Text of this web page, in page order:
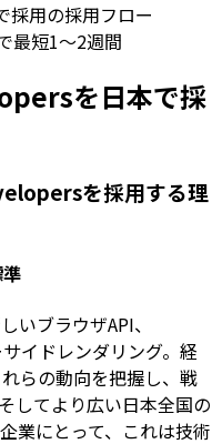
用の採用フロー
最短1〜2週間
を日本で採
を採用する理
いブラウザAPI、
イドレンダリング。経
らの動向を把握し、戦
してより広い日本全国の
業にとって、これは技術